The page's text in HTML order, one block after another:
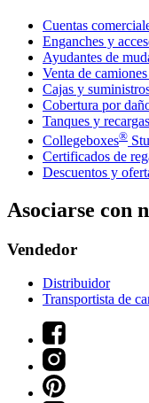
Cuentas
Enganches y
Ayudantes de
Venta de
Cajas y
Cobertura por
Tanques y
Collegeboxes®
Certificados de
Descuentos y
Asociarse con
Vendedor
Distribuidor
Transportista de